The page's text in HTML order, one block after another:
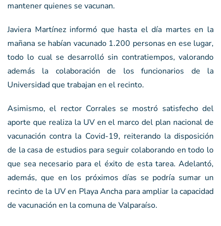
mantener quienes se vacunan.
Javiera Martínez informó que hasta el día martes en la
mañana se habían vacunado 1.200 personas en ese lugar,
todo lo cual se desarrolló sin contratiempos, valorando
además la colaboración de los funcionarios de la
Universidad que trabajan en el recinto.
Asimismo, el rector Corrales se mostró satisfecho del
aporte que realiza la UV en el marco del plan nacional de
vacunación contra la Covid-19, reiterando la disposición
de la casa de estudios para seguir colaborando en todo lo
que sea necesario para el éxito de esta tarea. Adelantó,
además, que en los próximos días se podría sumar un
recinto de la UV en Playa Ancha para ampliar la capacidad
de vacunación en la comuna de Valparaíso.